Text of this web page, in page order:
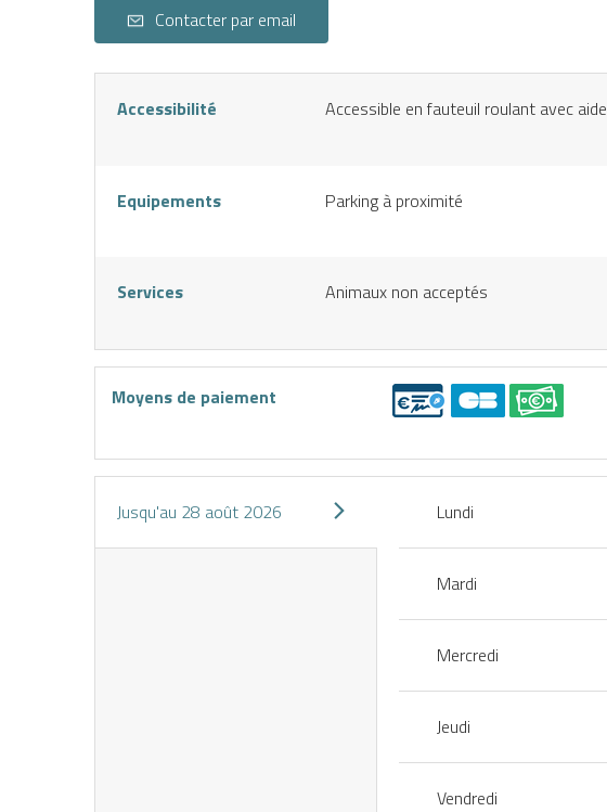
J’achète
Contacter par email
Accessibilité Accessible en fauteuil roulant avec aide
Equipements Parking à proximité
Services Animaux non acceptés
Moyens de paiement
Jusqu'au 28 août 2026 Lundi
Mardi
Mercredi
Jeudi
Vendredi